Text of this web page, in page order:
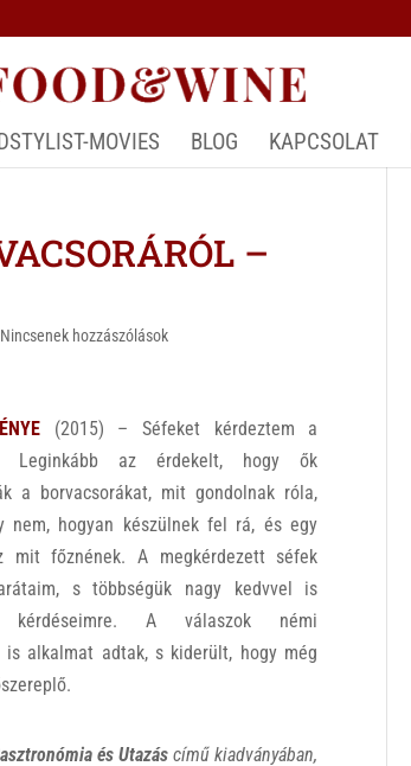
MOVIES BLOG KAPCSOLAT
–
Nincsenek hozzászólások
(2015) – Séfeket kérdeztem a
Leginkább az érdekelt, hogy ők
a borvacsorákat, mit gondolnak róla,
nem, hogyan készülnek fel rá, és egy
mit főznének. A megkérdezett séfek
s többségük nagy kedvvel is
A válaszok némi
is alkalmat adtak, s kiderült, hogy még
és Utazás című kiadványában,